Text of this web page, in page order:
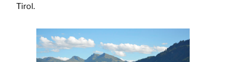
Tirol.